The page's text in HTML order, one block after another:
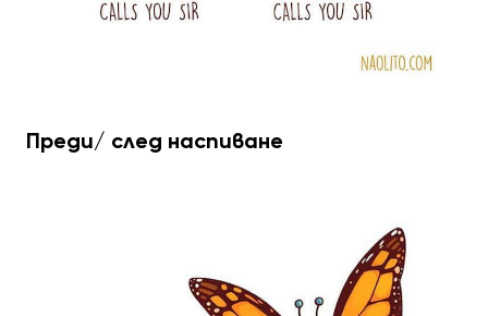
Преди/ след наспиване